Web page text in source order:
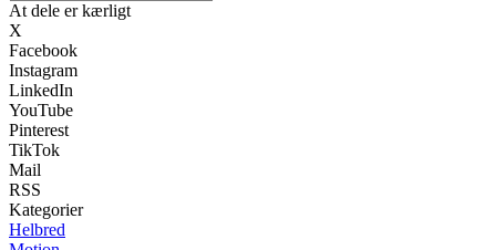
At dele er kærligt
X
Facebook
Instagram
LinkedIn
YouTube
Pinterest
TikTok
Mail
RSS
Kategorier
Helbred